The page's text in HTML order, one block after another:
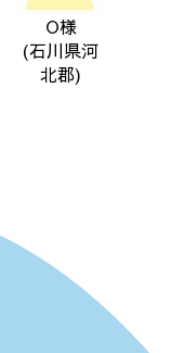
O様
(石川県河
北郡)